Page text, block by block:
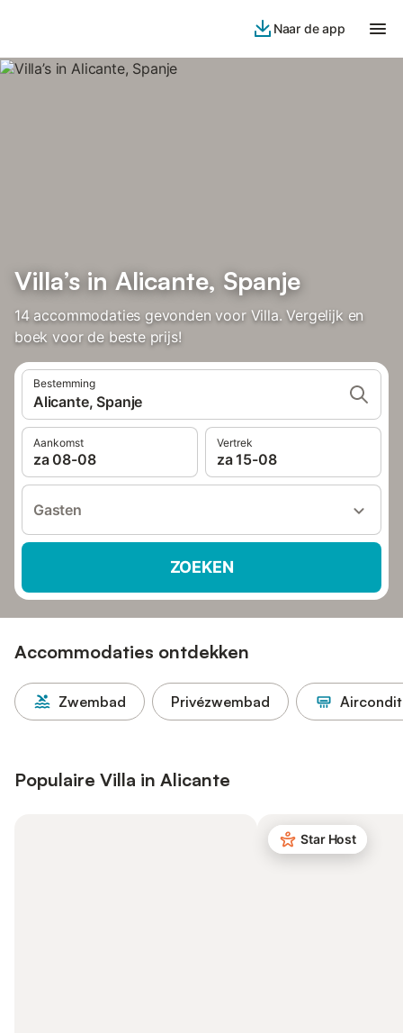
Naar de app
Villa’s in Alicante, Spanje
14 accommodaties gevonden voor Villa. Vergelijk en
boek voor de beste prijs!
Bestemming
Alicante, Spanje
Aankomst
za 08-08
Vertrek
za 15-08
Gasten
ZOEKEN
Accommodaties ontdekken
Zwembad Privézwembad
Populaire Villa in Alicante
Star Host